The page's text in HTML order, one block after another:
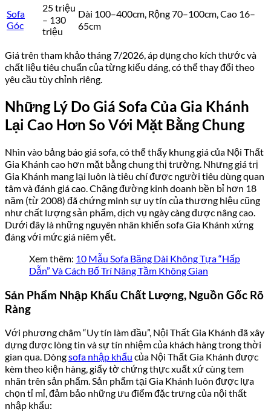
Sofa
Góc
25 triệu
– 130
triệu
Dài 100–400cm, Rộng 70–100cm, Cao 16–
65cm
Giá trên tham khảo tháng 7/2026, áp dụng cho kích thước và
chất liệu tiêu chuẩn của từng kiểu dáng, có thể thay đổi theo
yêu cầu tùy chỉnh riêng.
Những Lý Do Giá Sofa Của Gia Khánh
Lại Cao Hơn So Với Mặt Bằng Chung
Nhìn vào bảng báo giá sofa, có thể thấy khung giá của Nội Thất
Gia Khánh cao hơn mặt bằng chung thị trường. Nhưng giá trị
Gia Khánh mang lại luôn là tiêu chí được người tiêu dùng quan
tâm và đánh giá cao. Chặng đường kinh doanh bền bỉ hơn 18
năm (từ 2008) đã chứng minh sự uy tín của thương hiệu cũng
như chất lượng sản phẩm, dịch vụ ngày càng được nâng cao.
Dưới đây là những nguyên nhân khiến sofa Gia Khánh xứng
đáng với mức giá niêm yết.
Xem thêm: 10 Mẫu Sofa Băng Dài Không Tựa “Hấp
Dẫn” Và Cách Bố Trí Nâng Tầm Không Gian
Sản Phẩm Nhập Khẩu Chất Lượng, Nguồn Gốc Rõ
Ràng
Với phương châm “Uy tín làm đầu”, Nội Thất Gia Khánh đã xây
dựng được lòng tin và sự tín nhiệm của khách hàng trong thời
gian qua. Dòngsofa nhập khẩu của Nội Thất Gia Khánh được
kèm theo kiện hàng, giấy tờ chứng thực xuất xứ cùng tem
nhãn trên sản phẩm. Sản phẩm tại Gia Khánh luôn được lựa
chọn tỉ mỉ, đảm bảo những ưu điểm đặc trưng của nội thất
nhập khẩu: